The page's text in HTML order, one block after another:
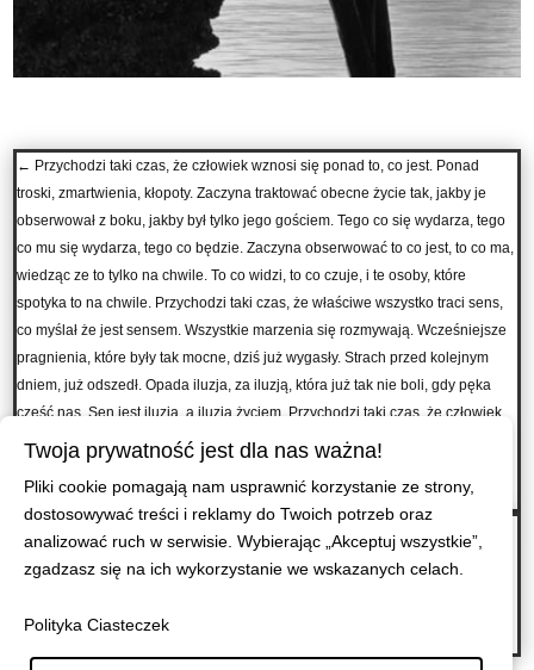
← Przychodzi taki czas, że człowiek wznosi się ponad to, co jest. Ponad
troski, zmartwienia, kłopoty. Zaczyna traktować obecne życie tak, jakby je
obserwował z boku, jakby był tylko jego gościem. Tego co się wydarza, tego
co mu się wydarza, tego co będzie. Zaczyna obserwować to co jest, to co ma,
wiedząc ze to tylko na chwile. To co widzi, to co czuje, i te osoby, które
spotyka to na chwile. Przychodzi taki czas, że właściwe wszystko traci sens,
co myślał że jest sensem. Wszystkie marzenia się rozmywają. Wcześniejsze
pragnienia, które były tak mocne, dziś już wygasły. Strach przed kolejnym
dniem, już odszedł. Opada iluzja, za iluzją, która już tak nie boli, gdy pęka
cześć nas. Sen jest iluzja, a iluzja życiem. Przychodzi taki czas, że człowiek
jest nagi, i jest taki pusty. Jest jak ziarenko piasku, jak kropla wody, jak pyłek
wszechświata. Ale warty całej pustyni i całego oceanu, warty całego
wszechświata.
Zobacz ile wojen stoczyłeś w swoim życiu. Ile z nich wygrałeś, ile przegrałeś.
Walczyłeś z ludźmi, przyjaciółmi, rodziną. Walczyłeś z samym sobą. Myślę,
że już rozumiesz, że w wielkich wojnach nie biją się wielkie armie, wielcy
wojny, każdy z nas w niej coś traci.
Twoja prywatność jest dla nas ważna!
Pliki cookie pomagają nam usprawnić korzystanie ze strony,
dostosowywać treści i reklamy do Twoich potrzeb oraz
analizować ruch w serwisie. Wybierając „Akceptuj wszystkie”,
zgadzasz się na ich wykorzystanie we wskazanych celach.
Polityka Ciasteczek